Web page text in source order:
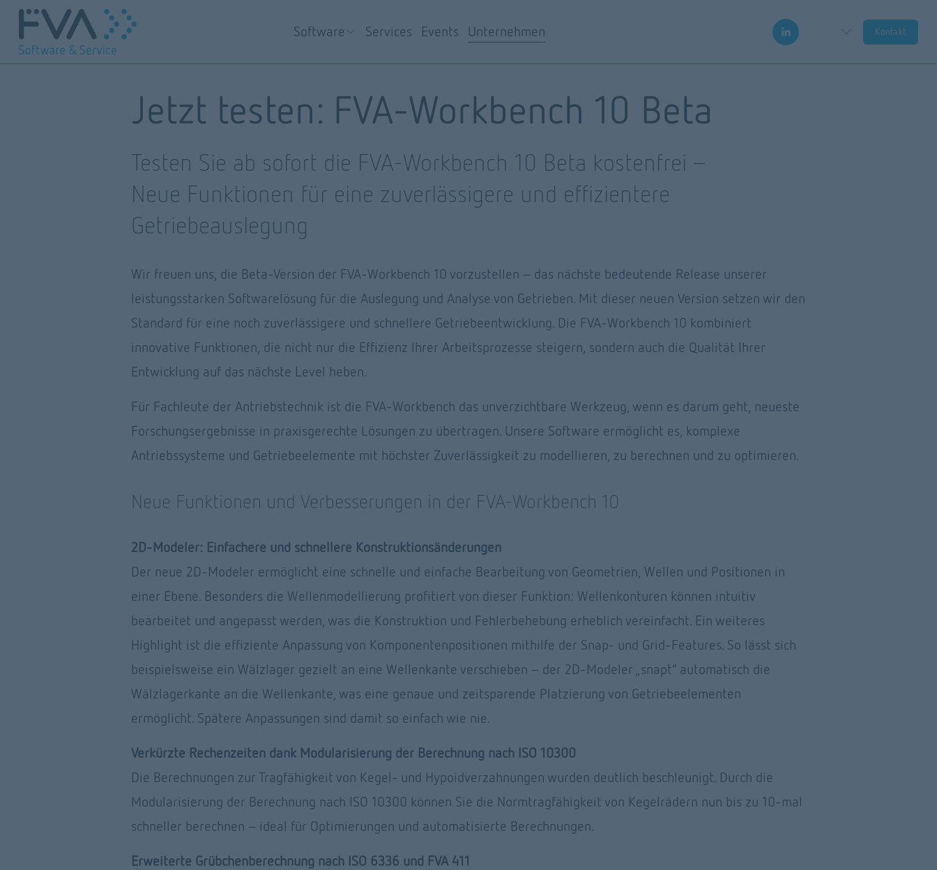
Software Services Events Unternehmen Kontakt
Jetzt testen: FVA-Workbench 10 Beta
Testen Sie ab sofort die FVA-Workbench 10 Beta kostenfrei –
Neue Funktionen für eine zuverlässigere und effizientere
Getriebeauslegung
Wir freuen uns, die Beta-Version der FVA-Workbench 10 vorzustellen – das nächste bedeutende Release unserer
leistungsstarken Softwarelösung für die Auslegung und Analyse von Getrieben. Mit dieser neuen Version setzen wir den
Standard für eine noch zuverlässigere und schnellere Getriebeentwicklung. Die FVA-Workbench 10 kombiniert
innovative Funktionen, die nicht nur die Effizienz Ihrer Arbeitsprozesse steigern, sondern auch die Qualität Ihrer
Entwicklung auf das nächste Level heben.
Für Fachleute der Antriebstechnik ist die FVA-Workbench das unverzichtbare Werkzeug, wenn es darum geht, neueste
Forschungsergebnisse in praxisgerechte Lösungen zu übertragen. Unsere Software ermöglicht es, komplexe
Antriebssysteme und Getriebeelemente mit höchster Zuverlässigkeit zu modellieren, zu berechnen und zu optimieren.
Neue Funktionen und Verbesserungen in der FVA-Workbench 10
2D-Modeler: Einfachere und schnellere Konstruktionsänderungen
Der neue 2D-Modeler ermöglicht eine schnelle und einfache Bearbeitung von Geometrien, Wellen und Positionen in
einer Ebene. Besonders die Wellenmodellierung profitiert von dieser Funktion: Wellenkonturen können intuitiv
bearbeitet und angepasst werden, was die Konstruktion und Fehlerbehebung erheblich vereinfacht. Ein weiteres
Highlight ist die effiziente Anpassung von Komponentenpositionen mithilfe der Snap- und Grid-Features. So lässt sich
beispielsweise ein Wälzlager gezielt an eine Wellenkante verschieben – der 2D-Modeler „snapt“ automatisch die
Wälzlagerkante an die Wellenkante, was eine genaue und zeitsparende Platzierung von Getriebeelementen
ermöglicht. Spätere Anpassungen sind damit so einfach wie nie.
Verkürzte Rechenzeiten dank Modularisierung der Berechnung nach ISO 10300
Die Berechnungen zur Tragfähigkeit von Kegel- und Hypoidverzahnungen wurden deutlich beschleunigt. Durch die
Modularisierung der Berechnung nach ISO 10300 können Sie die Normtragfähigkeit von Kegelrädern nun bis zu 10-mal
schneller berechnen – ideal für Optimierungen und automatisierte Berechnungen.
Erweiterte Grübchenberechnung nach ISO 6336 und FVA 411